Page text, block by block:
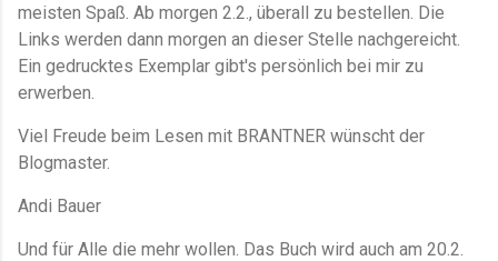
meisten Spaß. Ab morgen 2.2., überall zu bestellen. Die
Links werden dann morgen an dieser Stelle nachgereicht.
Ein gedrucktes Exemplar gibt's persönlich bei mir zu
erwerben.
Viel Freude beim Lesen mit BRANTNER wünscht der
Blogmaster.
Andi Bauer
Und für Alle die mehr wollen. Das Buch wird auch am 20.2.